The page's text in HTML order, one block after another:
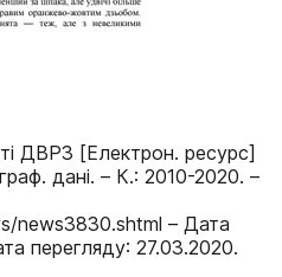
ДВРЗ [Електрон. ресурс]
дані. – К.: 2010-2020. –
news3830.shtml – Дата
перегляду: 27.03.2020.